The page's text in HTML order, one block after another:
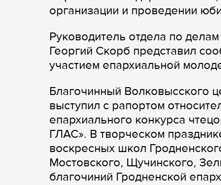
организации и проведении
Руководитель отдела по
Георгий Скорб представил
участием епархиальной
Благочинный Волковысского
выступил с рапортом
епархиального конкурса
ГЛАС». В творческом
воскресных школ
Мостовского, Щучинского,
благочиний Гродненской